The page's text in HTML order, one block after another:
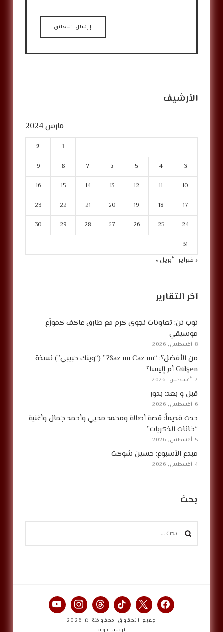
الأرشيف
مارس 2024
1
2
3
4
5
6
7
8
9
10
11
12
13
14
15
16
17
18
19
20
21
22
23
24
25
26
27
28
29
30
31
« فبراير أبريل »
آخر التقارير
توب تن: تعاونات نجوى كرم مع طارق عاكف كموزّع
موسيقي
8 أغسطس, 2026
من الأفضل؟: “Saz mı Caz mı?” (“وينك حبيبي”) نسخة
Gülşen أم إليسا؟
7 أغسطس, 2026
قبل و بعد: بدور
6 أغسطس, 2026
حدث قديماً: قصة أصالة ومحمد محيي وأحمد جمال وأغنية
“خانات الذكريات”
5 أغسطس, 2026
مبدع الأسبوع: حسين شوكت
4 أغسطس, 2026
بحث
البحث
عن:
جميع الحقوق محفوظة © 2026
أريبيا بوب